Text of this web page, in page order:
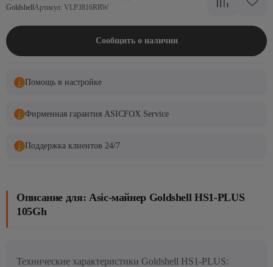
GoldshellАртикул: VLP3816RRW
Сообщить о наличии
Помощь в настройке
Фирменная гарантия ASICFOX Service
Поддержка клиентов 24/7
Описание для: Asic-майнер Goldshell HS1-PLUS
105Gh
Технические характеристики Goldshell HS1-PLUS: